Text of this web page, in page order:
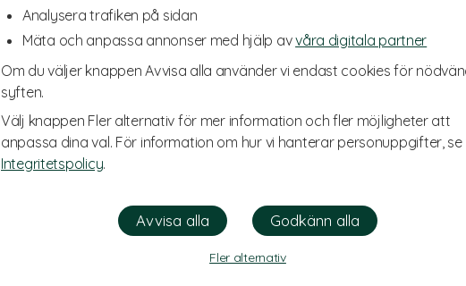
Analysera trafiken på sidan
Mäta och anpassa annonser med hjälp avvåra digitala partner
Om du väljer knappen Avvisa alla använder vi endast cookies för
syften.
Välj knappen Fler alternativ för mer information och fler möjligheter att
anpassa dina val. För information om hur vi hanterar personuppgifter, se
Integritetspolicy.
Fler alternativ